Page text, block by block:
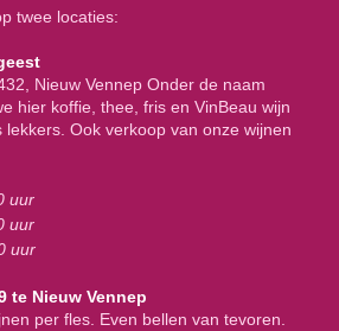
twee locaties:
Nieuw Vennep Onder de naam
hier koffie, thee, fris en VinBeau wijn
Ook verkoop van onze wijnen
uur
uur
uur
te Nieuw Vennep
per fles. Even bellen van tevoren.